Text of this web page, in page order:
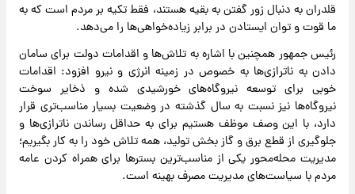
قلدران به دنبال زور گفتن به بقیه هستند، فقط تکیه بر مردم است که به
ما قوت و توان ایستادن در برابر زیاده‌خواهی‌ها را می‌دهد.
رئیس جمهور همچنین با اشاره به تلاش‌ها و اقدامات دولت برای سامان
دادن به ناترازی‌ها به خصوص در زمینه انرژی و نیرو افزود: اقدامات
خوبی برای توسعه نیروگاه‌های خورشیدی شده و ذخایر سوخت
نیروگاه‌ها نیز نسبت به سال گذشته در وضعیت بسیار مناسب‌تری قرار
دارد، با این وصف موظف هستیم برای به حداقل رساندن ناترازی‌ها و
جلوگیری از قطع برق و گاز بخش تولید، همه تلاش خود را به کار بگیریم؛
مدیریت محله‌محور یکی از مناسب‌ترین بسترها برای همراه کردن عامه
مردم با سیاست‌های مدیریت مصرف بهینه است.